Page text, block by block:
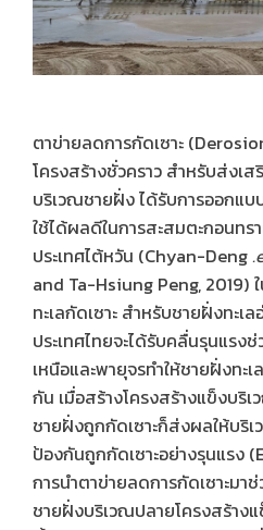
ตาข่ายลดการกัดเซาะ
โครงสร้างชั่วคราว สำหรับส่งเ
บริเวณชายฝั่ง ได้รับการออกแบ
ใช้ได้ผลดีในการสะสมตะกอนท
ประเทศไต้หวัน (Chyan-Deng
and Ta-Hsiung Peng, 2019)
ทะเลกัดเซาะ สำหรับชายฝั่งทะเ
ประเทศไทยจะได้รับคลื่นรุนแรง
เหนือและพายุจรทำให้ชายฝั่งทะ
กัน เมื่อสร้างโครงสร้างแข็งบริ
ชายฝั่งถูกกัดเซาะก็ส่งผลให้บริ
ป้องกันถูกกัดเซาะอย่างรุนแรง
การนำตาข่ายลดการกัดเซาะมาช่
ชายฝั่งบริเวณปลายโครงสร้าง